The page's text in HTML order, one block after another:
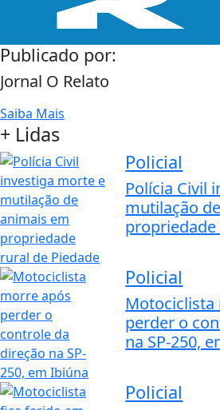
Publicado por:
Jornal O Relato
Saiba Mais
+ Lidas
Policial
Polícia Civil
mutilação
propriedade
Policial
Motociclista
perder o
na SP-250,
Policial